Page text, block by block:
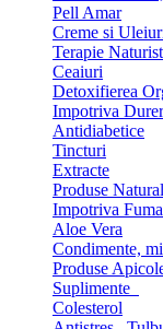
Pell Amar
Creme si
Terapie
Ceaiuri
Detoxifierea
Impotriva
Antidiabetice
Tincturi
Extracte
Produse
Impotriva
Aloe Vera
Condimente,
Produse
Suplimente
Colesterol